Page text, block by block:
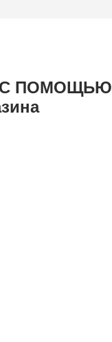
С ПОМОЩЬЮ